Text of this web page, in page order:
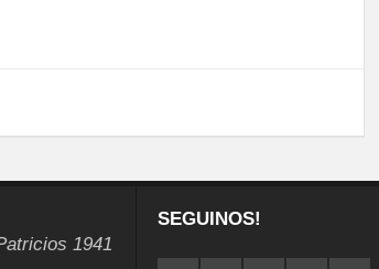
1941
SEGUINOS!